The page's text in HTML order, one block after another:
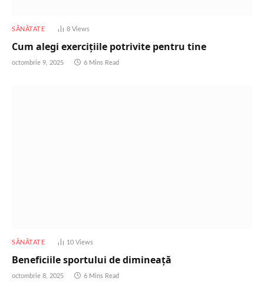
SĂNĂTATE 8Views
Cum alegi exercițiile potrivite pentru tine
octombrie 9, 2025 6 Mins Read
SĂNĂTATE 10Views
Beneficiile sportului de dimineață
octombrie 8, 2025 6 Mins Read